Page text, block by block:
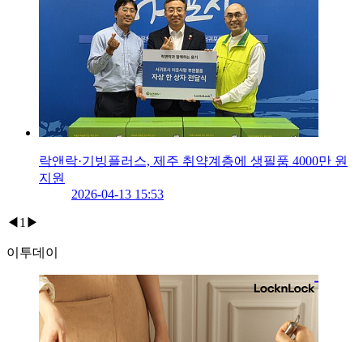
락앤락·기빙플러스, 제주 취약계층에 생필품 4000만 원
지원
2026-04-13 15:53
◀ 1 ▶
이투데이